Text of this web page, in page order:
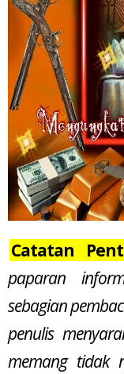
Catatan
paparan
sebagian
penulis
memang tidak